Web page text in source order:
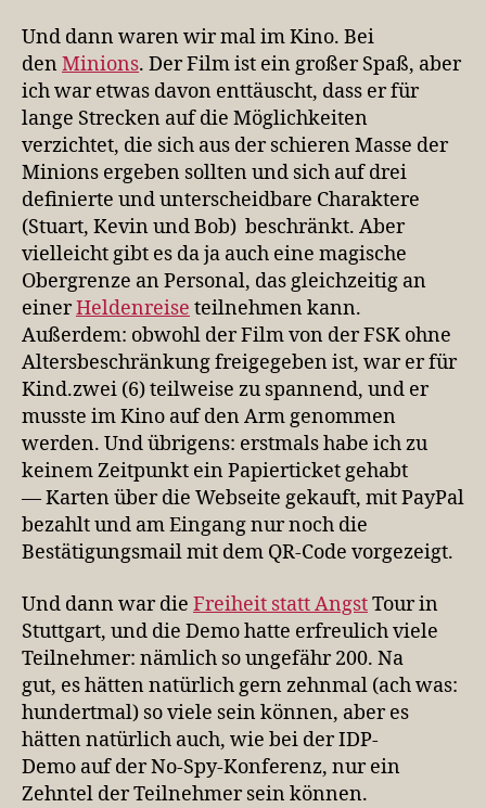
Und dann waren wir mal im Kino. Bei
den Minions. Der Film ist ein großer Spaß, aber
ich war etwas davon enttäuscht, dass er für
lange Strecken auf die Möglichkeiten
verzichtet, die sich aus der schieren Masse der
Minions ergeben sollten und sich auf drei
definierte und unterscheidbare Charaktere
(Stuart, Kevin und Bob) beschränkt. Aber
vielleicht gibt es da ja auch eine magische
Obergrenze an Personal, das gleichzeitig an
einerHeldenreise teilnehmen kann.
Außerdem: obwohl der Film von der FSK ohne
Altersbeschränkung freigegeben ist, war er für
Kind.zwei (6) teilweise zu spannend, und er
musste im Kino auf den Arm genommen
werden. Und übrigens: erstmals habe ich zu
keinem Zeitpunkt ein Papierticket gehabt
— Karten über die Webseite gekauft, mit PayPal
bezahlt und am Eingang nur noch die
Bestätigungsmail mit dem QR-Code vorgezeigt.
Und dann war die Freiheit statt AngstTour in
Stuttgart, und die Demo hatte erfreulich viele
Teilnehmer: nämlich so ungefähr 200. Na
gut, es hätten natürlich gern zehnmal (ach was:
hundertmal) so viele sein können, aber es
hätten natürlich auch, wie bei der IDP-
Demo auf der No-Spy-Konferenz, nur ein
Zehntel der Teilnehmer sein können.